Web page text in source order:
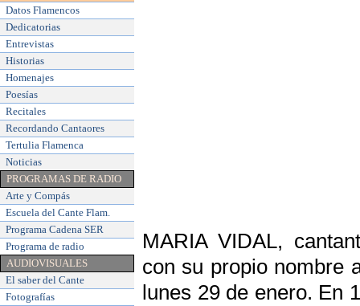
Datos Flamencos
Dedicatorias
Entrevistas
Historias
Homenajes
Poesías
Recitales
Recordando Cantaores
Tertulia Flamenca
Noticias
PROGRAMAS DE RADIO
Arte y Compás
Escuela del Cante Flam.
Programa Cadena SER
Programa de radio
AUDIOVISUALES
El saber del Cante
Fotografías
MARIA VIDAL,
con su propio nombre
lunes 29 de enero. En